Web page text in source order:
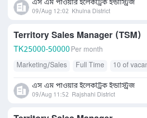
এস এম পাওয়ার ইলেকট্রিক ইন্ডাস্ট্রিজ
09/Aug 12:02 Khulna District
Territory Sales Manager (TSM)
TK25000-50000 Per month
Marketing/Sales
Full Time 10 of
এস এম পাওয়ার ইলেকট্রিক ইন্ডাস্ট্রিজ
09/Aug 11:52 Rajshahi District